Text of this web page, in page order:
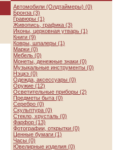
Автомобили (Олдтаймеры) (0)
Бронза (3)
Гравюры (1)
Живопись, графика (3)
Иконы, церковная утварь (1)
Книги (9)
Ковры, шпалеры (1)
Марки (0)
Мебель (0)
Монеты, денежные знаки (0)
Музыкальные инструменты (0)
Нэцкэ (0)
Одежда, аксессуары (0)
Оружие (12)
Осветительные приборы (2)
Предметы быта (0)
Серебро (0)
Скульптура (0)
Стекло, хрусталь (0)
Фарфор (13)
Фотографии, открытки (0)
Ценные бумаги (1)
Часы (0)
Ювелирные изделия (0)